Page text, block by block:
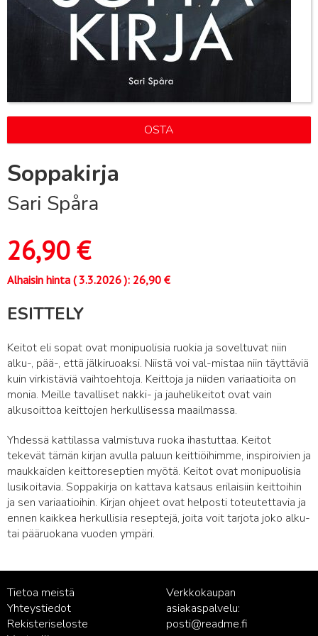
OSTA
Soppakirja
Sari Spåra
26,90€
Alhaisin hinta (3.3.2026): 26,90 €
ESITTELY
Keitot eli sopat ovat monipuolisia ruokia ja soveltuvat niin
alku-, pää-, että jälkiruoaksi. Niistä voi val-mistaa niin täyttäviä
kuin virkistäviä vaihtoehtoja. Keittoja ja niiden variaatioita on
monia. Meille tavalliset nakki- ja jauhelikeitot ovat vain
alkusoittoa keittojen herkullisessa maailmassa.
Yhdessä kattilassa valmistuva ruoka ihastuttaa. Keitot
tekevät tämän kirjan avulla paluun keittiöihimme, inspiroivien ja
maukkaiden keittoreseptien myötä. Keitot ovat monipuolisia
lusikoitavia. Soppakirja on kattava katsaus erilaisiin keittoihin
ja sen variaatioihin. Kirjan ohjeet ovat helposti toteutettavia ja
ennen kaikkea herkullisia reseptejä, joita voit tarjota joko alku-
tai pääruokana vuoden ympäri.
Tietoa meistä
Yhteystiedot
Rekisteriseloste
Verkkokaupan
asiakaspalvelu:
posti@readme.fi